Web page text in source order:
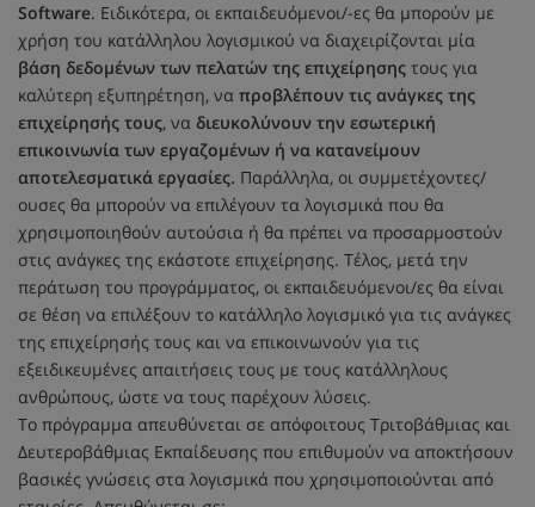
Software. Ειδικότερα, οι εκπαιδευόμενοι/-ες θα μπορούν με
χρήση του κατάλληλου λογισμικού να διαχειρίζονται μία
βάση δεδομένων των πελατών της επιχείρησης τους για
καλύτερη εξυπηρέτηση, να προβλέπουν τις ανάγκες της
επιχείρησής τους, να διευκολύνουν την εσωτερική
επικοινωνία των εργαζομένων ή να κατανείμουν
αποτελεσματικά εργασίες. Παράλληλα, οι συμμετέχοντες/
ουσες θα μπορούν να επιλέγουν τα λογισμικά που θα
χρησιμοποιηθούν αυτούσια ή θα πρέπει να προσαρμοστούν
στις ανάγκες της εκάστοτε επιχείρησης. Τέλος, μετά την
περάτωση του προγράμματος, οι εκπαιδευόμενοι/ες θα είναι
σε θέση να επιλέξουν το κατάλληλο λογισμικό για τις ανάγκες
της επιχείρησής τους και να επικοινωνούν για τις
εξειδικευμένες απαιτήσεις τους με τους κατάλληλους
ανθρώπους, ώστε να τους παρέχουν λύσεις.
Το πρόγραμμα απευθύνεται σε απόφοιτους Τριτοβάθμιας και
Δευτεροβάθμιας Εκπαίδευσης που επιθυμούν να αποκτήσουν
βασικές γνώσεις στα λογισμικά που χρησιμοποιούνται από